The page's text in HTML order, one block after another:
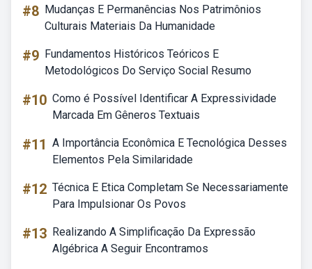
#8 Mudanças E Permanências Nos Patrimônios
Culturais Materiais Da Humanidade
#9 Fundamentos Históricos Teóricos E
Metodológicos Do Serviço Social Resumo
#10 Como é Possível Identificar A Expressividade
Marcada Em Gêneros Textuais
#11 A Importância Econômica E Tecnológica Desses
Elementos Pela Similaridade
#12 Técnica E Etica Completam Se Necessariamente
Para Impulsionar Os Povos
#13 Realizando A Simplificação Da Expressão
Algébrica A Seguir Encontramos